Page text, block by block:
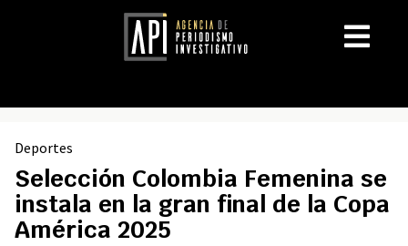
Deportes
Selección Colombia Femenina se
instala en la gran final de la Copa
América 2025